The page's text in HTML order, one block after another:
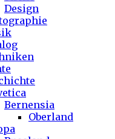
Design
Bernensia
Oberland